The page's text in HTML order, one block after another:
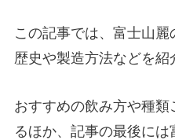
この記事では、富士山麗
歴史や製造方法などを紹
おすすめの飲み方や種
るほか、記事の最後に